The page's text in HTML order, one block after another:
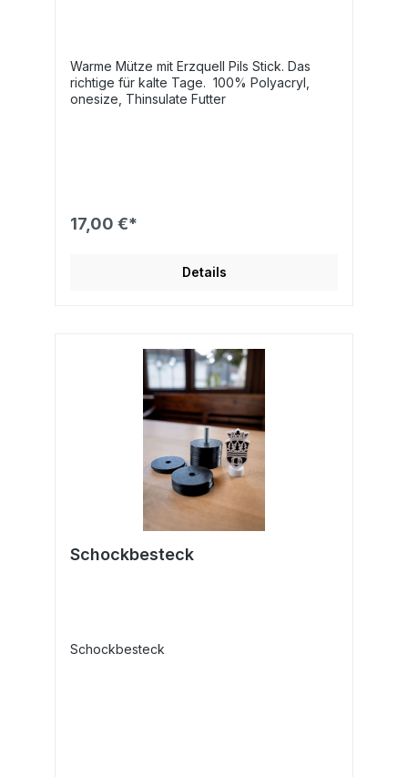
Warme Mütze mit Erzquell Pils Stick. Das
richtige für kalte Tage. 100% Polyacryl,
onesize, Thinsulate Futter
17,00 €*
Details
Schockbesteck
Schockbesteck